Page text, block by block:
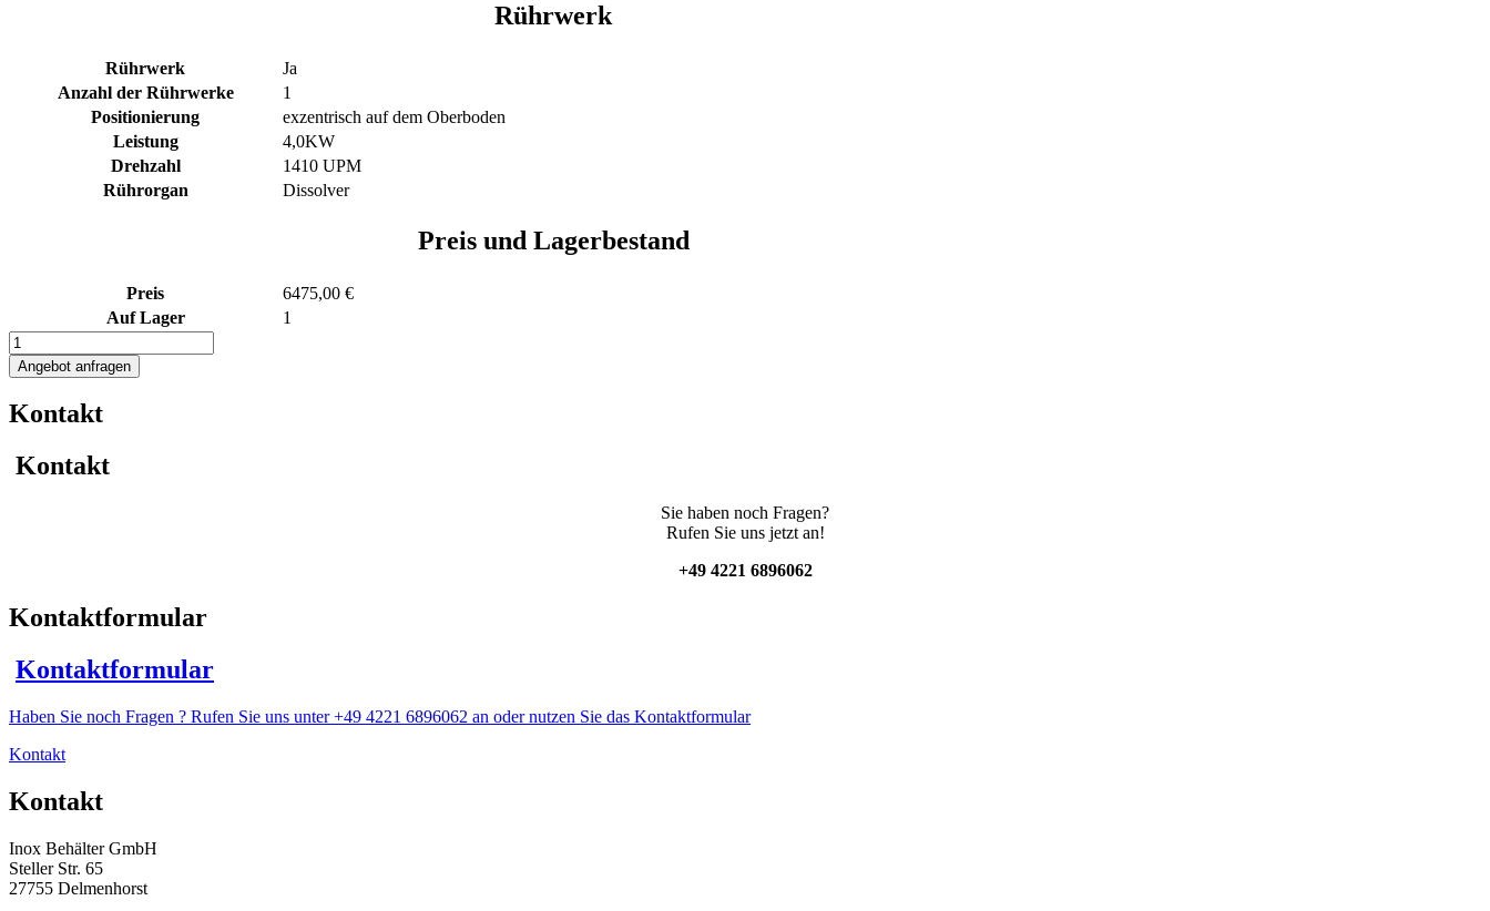
Rührwerk
Rührwerk
Ja
Anzahl der Rührwerke
1
Positionierung
exzentrisch auf dem Oberboden
Leistung
4,0KW
Drehzahl
1410 UPM
Rührorgan
Dissolver
Preis und Lagerbestand
Preis
6475,00 €
Auf Lager
1
1150L
Edelstahlbehälter
mit
Menge
Angebot anfragen
Kontakt
Kontakt
Sie haben noch Fragen?
Rufen Sie uns jetzt an!
+49 4221 6896062
Kontaktformular
Kontaktformular
Haben Sie noch Fragen ? Rufen Sie uns unter +49 4221 6896062 an oder nutzen Sie das Kontaktformular
Kontakt
Kontakt
Inox Behälter GmbH
Steller Str. 65
27755 Delmenhorst